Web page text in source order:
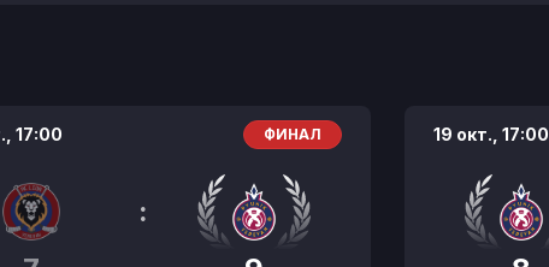
17:00 ФИНАЛ
:
19 окт., 17:00